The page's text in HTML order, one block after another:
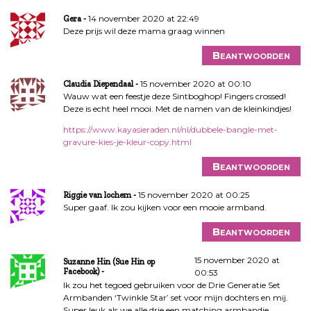
Gera
14 november 2020 at 22:49
Deze prijs wil deze mama graag winnen
Beantwoorden
Claudia Diependaal
15 november 2020 at 00:10
Wauw wat een feestje deze Sintboghop! Fingers crossed!
Deze is echt heel mooi. Met de namen van de kleinkindjes!
https://www.kayasieraden.nl/nl/dubbele-bangle-met-
gravure-kies-je-kleur-copy.html
Beantwoorden
Riggie van lochem
15 november 2020 at 00:25
Super gaaf. Ik zou kijken voor een mooie armband.
Beantwoorden
Suzanne Hin (Sue Hin op
Facebook)
15 november 2020 at
00:53
Ik zou het tegoed gebruiken voor de Drie Generatie Set
Armbanden ‘Twinkle Star’ set voor mijn dochters en mij.